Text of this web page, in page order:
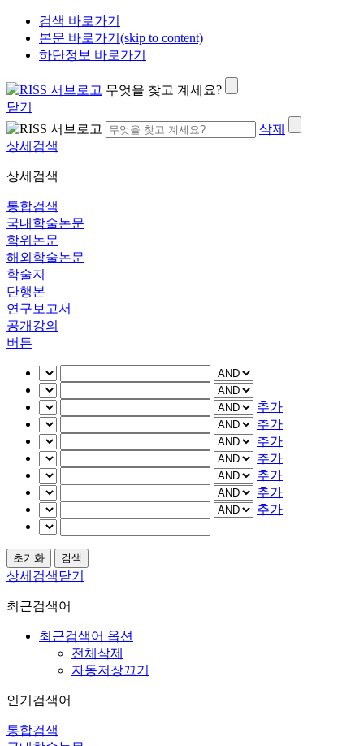
검색 바로가기
본문 바로가기(skip to content)
하단정보 바로가기
무엇을 찾고 계세요?
닫기
삭제
상세검색
상세검색
통합검색
국내학술논문
학위논문
해외학술논문
학술지
단행본
연구보고서
공개강의
버튼
추가
추가
추가
추가
추가
추가
추가
상세검색닫기
최근검색어
최근검색어 옵션
전체삭제
자동저장끄기
인기검색어
통합검색